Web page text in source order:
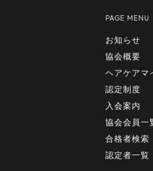
PAGE MENU
お知らせ
協会概要
ヘアケアマ
認定制度
入会案内
協会会員一
合格者検索
認定者一覧